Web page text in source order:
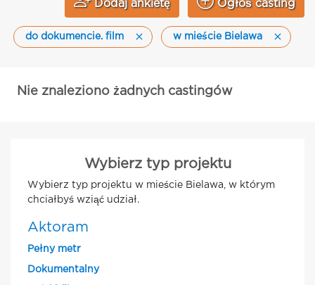
Dodaj ankietę Ogłoś casting
do dokumencie. film w mieście Bielawa
Nie znaleziono żadnych castingów
Wybierz typ projektu
Wybierz typ projektu w mieście Bielawa, w którym
chciałbyś wziąć udział.
Aktoram
Pełny metr
Dokumentalny